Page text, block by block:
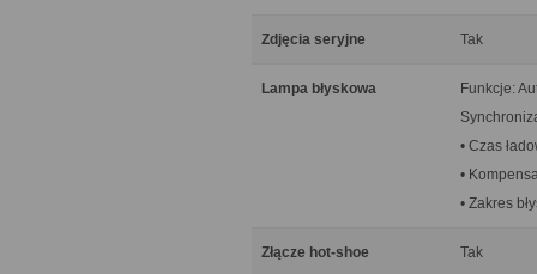
Zdjęcia seryjne Tak
Lampa błyskowa
Funkcje:
• Czas
•
• Zakres
Złącze hot-shoe Tak